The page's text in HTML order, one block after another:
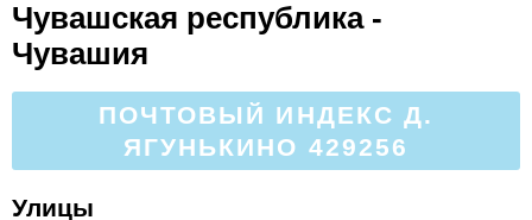
Чувашская республика -
Чувашия
ПОЧТОВЫЙ ИНДЕКС Д.
ЯГУНЬКИНО 429256
Улицы